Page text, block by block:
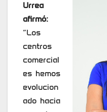
Urrea
afirmó:
“Los
centros
comercial
es hemos
evolucion
ado hacia